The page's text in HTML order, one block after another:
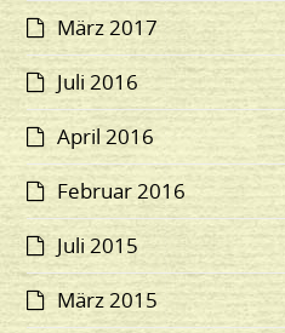
März 2017
Juli 2016
April 2016
Februar 2016
Juli 2015
März 2015